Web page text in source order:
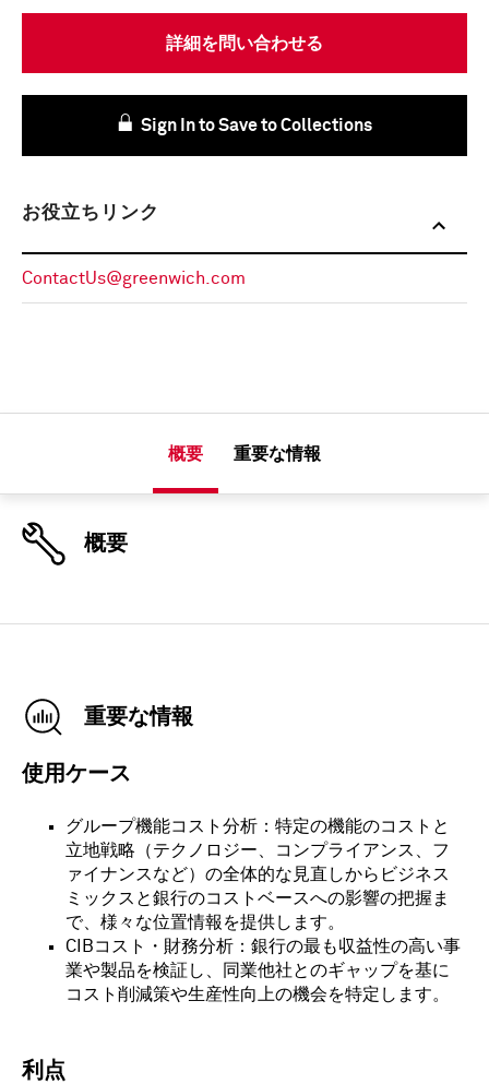
詳細を問い合わせる
Sign In to Save to Collections
お役立ちリンク
ContactUs@greenwich.com
概要 重要な情報
概要
重要な情報
使用ケース
グループ機能コスト分析：特定の機能のコストと
立地戦略（テクノロジー、コンプライアンス、フ
ァイナンスなど）の全体的な見直しからビジネス
ミックスと銀行のコストベースへの影響の把握ま
で、様々な位置情報を提供します。
CIBコスト・財務分析：銀行の最も収益性の高い事
業や製品を検証し、同業他社とのギャップを基に
コスト削減策や生産性向上の機会を特定します。
利点